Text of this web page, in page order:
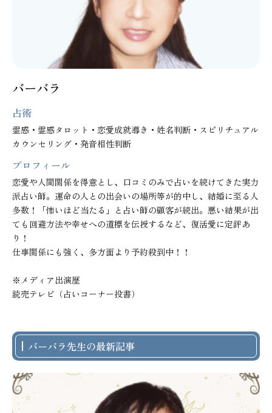
バーバラ
占術
霊感・霊感タロット・恋愛成就導き・姓名判断・スピリチュアル
カウンセリング・発音相性判断
プロフィール
恋愛や人間関係を得意とし、口コミのみで占いを続けてきた実力
派占い師。運命の人との出会いの場所等が的中し、結婚に至る人
多数！「怖いほど当たる」と占い師の顧客が続出。悪い結果が出
ても回避方法や幸せへの道標を伝授するなど、復活愛に定評あ
り！
仕事関係にも強く、多方面より予約殺到中！！
※メディア出演歴
読売テレビ（占いコーナー投書）
バーバラ先生の最新記事